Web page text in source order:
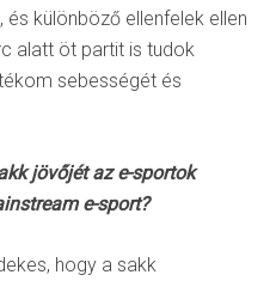
különböző ellenfelek ellen
alatt öt partit is tudok
sebességét és
jövőjét az e-sportok
e-sport?
hogy a sakk